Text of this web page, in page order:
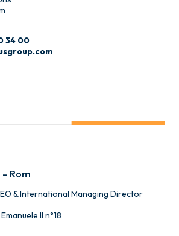
34 00
Rom
& International Managing Director
II n°18